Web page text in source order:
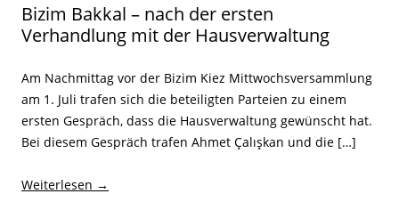
Bizim Bakkal – nach der ersten
Verhandlung mit der Hausverwaltung
Am Nachmittag vor der Bizim Kiez Mittwochsversammlung
am 1. Juli trafen sich die beteiligten Parteien zu einem
ersten Gespräch, dass die Hausverwaltung gewünscht hat.
Bei diesem Gespräch trafen Ahmet Çalışkan und die […]
Weiterlesen →